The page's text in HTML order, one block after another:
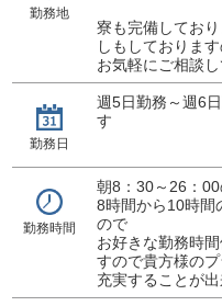
勤務地
寮も完備してお
しもしておりま
お気軽にご相談
勤務日
週5日勤務～週6
す
勤務時間
朝8：30～26：00
8時間から10時間
ので
お好きな勤務時
すので貴方様の
充実することが